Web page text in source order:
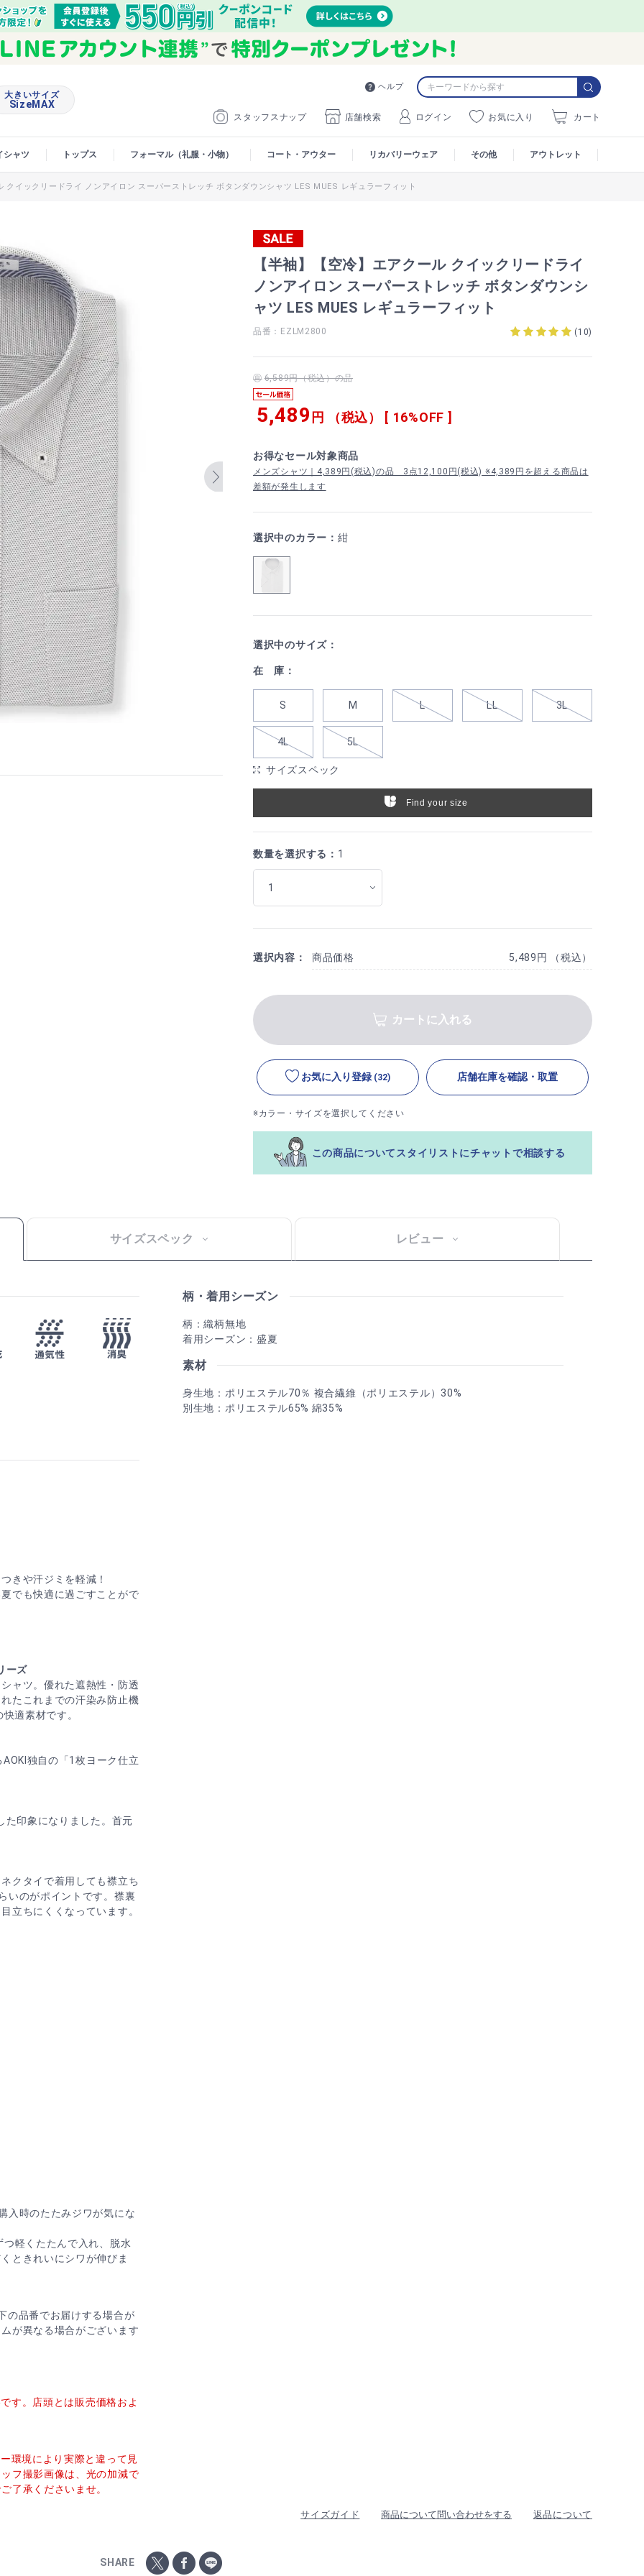
ヘルプ
スタッフスナップ 店舗検索 ログイン お気に入り カート
大きいサイズ
SizeMAX
シャツ トップス フォーマル（礼服・小物） コート・アウター リカバリーウェア その他 アウトレット
クイックリードライ ノンアイロン スーパーストレッチ ボタンダウンシャツ LES MUES レギュラーフィット
【半袖】【空冷】エアクール クイックリードライ
ノンアイロン スーパーストレッチ ボタンダウンシ
ャツ LES MUES レギュラーフィット
品番：EZLM2800 (10)
6,589円（税込）の品
5,489 円 （税込） [ 16%OFF ]
お得なセール対象商品
メンズシャツ｜4,389円(税込)の品 3点12,100円(税込) ※4,389円を超える商品は
差額が発生します
選択中のカラー： 紺
選択中のサイズ：
在 庫：
S M L LL 3L
4L 5L
サイズスペック
Find your size
数量を選択する： 1
選択内容： 商品価格 5,489円 （税込）
カートに入れる
お気に入り登録 (32) 店舗在庫を確認・取置
※カラー・サイズを選択してください
この商品についてスタイリストにチャットで相談する
サイズスペック レビュー
きや汗ジミを軽減！
でも快適に過ごすことがで
ーズ
ャツ。優れた遮熱性・防透
たこれまでの汗染み防止機
適素材です。
独自の「1枚ヨーク仕立
た印象になりました。首元
クタイで着用しても襟立ち
いのがポイントです。襟裏
立ちにくくなっています。
入時のたたみジワが気にな
軽くたたんで入れ、脱水
ときれいにシワが伸びま
の品番でお届けする場合が
が異なる場合がございます
す。店頭とは販売価格およ
環境により実際と違って見
フ撮影画像は、光の加減で
了承くださいませ。
柄・着用シーズン
柄：織柄無地
着用シーズン：盛夏
素材
身生地：ポリエステル70％ 複合繊維（ポリエステル）30%
別生地：ポリエステル65% 綿35%
サイズガイド 商品について問い合わせをする 返品について
SHARE